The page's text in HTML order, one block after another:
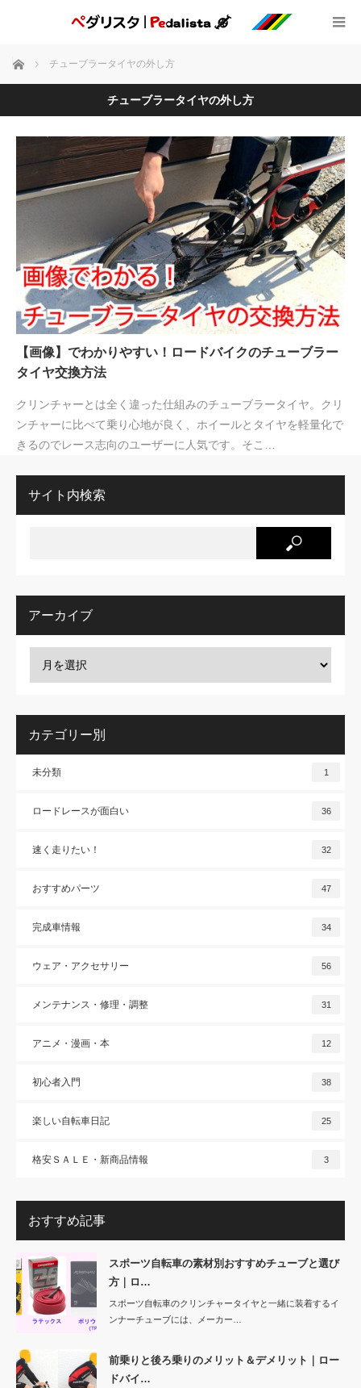
ホーム チューブラータイヤの外し方
チューブラータイヤの外し方
【画像】でわかりやすい！ロードバイクのチューブラー
タイヤ交換方法
クリンチャーとは全く違った仕組みのチューブラータイヤ。クリ
ンチャーに比べて乗り心地が良く、ホイールとタイヤを軽量化で
きるのでレース志向のユーザーに人気です。そこ…
サイト内検索
アーカイブ
カテゴリー別
未分類 1
ロードレースが面白い 36
速く走りたい！ 32
おすすめパーツ 47
完成車情報 34
ウェア・アクセサリー 56
メンテナンス・修理・調整 31
アニメ・漫画・本 12
初心者入門 38
楽しい自転車日記 25
格安ＳＡＬＥ・新商品情報 3
おすすめ記事
スポーツ自転車の素材別おすすめチューブと選び
方｜ロ…
スポーツ自転車のクリンチャータイヤと一緒に装着するイ
ンナーチューブには、メーカー…
前乗りと後ろ乗りのメリット＆デメリット｜ロー
ドバイ…